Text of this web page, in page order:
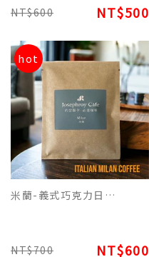
NT$600 NT$500
hot
米蘭-義式巧克力日常生活特調濾掛(每包12g)平裝版，每10包為一盒
NT$700 NT$600